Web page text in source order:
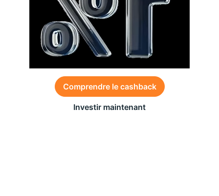
Comprendre le cashback
Investir maintenant